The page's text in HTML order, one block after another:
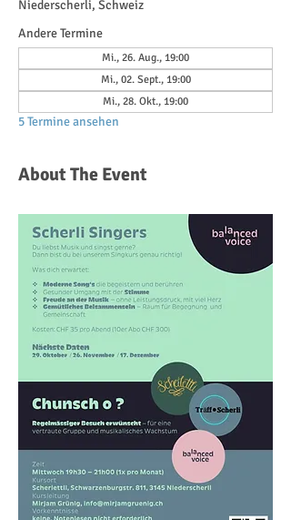
Niederscherli, Schweiz
Andere Termine
Mi., 26. Aug., 19:00
Mi., 02. Sept., 19:00
Mi., 28. Okt., 19:00
5 Termine ansehen
About The Event